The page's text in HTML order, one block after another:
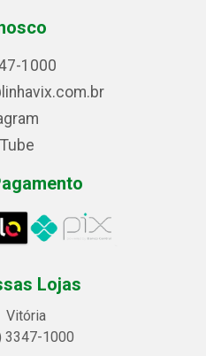
1000
Lojas
Vitória
3347-1000